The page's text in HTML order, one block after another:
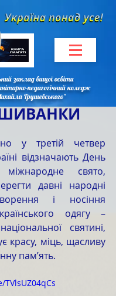
заклад вищої освіти
педагогічний коледж
Грушевського"
відзначають День
свято,
давні народні
і носіння
одягу –
святині,
красу, міць, щасливу
пам’ять.